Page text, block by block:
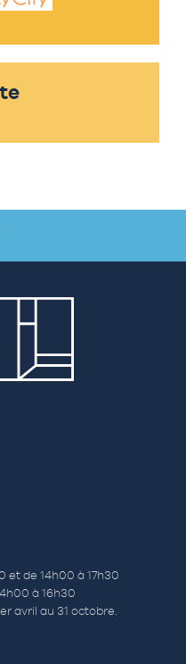
et de 14h00 à 17h30
à 16h30
avril au 31 octobre.